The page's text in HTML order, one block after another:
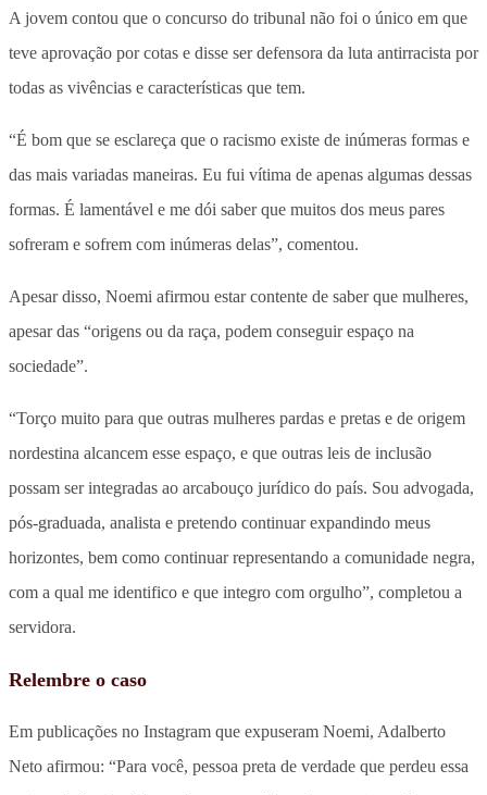
A jovem contou que o concurso do tribunal não foi o único em que
teve aprovação por cotas e disse ser defensora da luta antirracista por
todas as vivências e características que tem.
“É bom que se esclareça que o racismo existe de inúmeras formas e
das mais variadas maneiras. Eu fui vítima de apenas algumas dessas
formas. É lamentável e me dói saber que muitos dos meus pares
sofreram e sofrem com inúmeras delas”, comentou.
Apesar disso, Noemi afirmou estar contente de saber que mulheres,
apesar das “origens ou da raça, podem conseguir espaço na
sociedade”.
“Torço muito para que outras mulheres pardas e pretas e de origem
nordestina alcancem esse espaço, e que outras leis de inclusão
possam ser integradas ao arcabouço jurídico do país. Sou advogada,
pós-graduada, analista e pretendo continuar expandindo meus
horizontes, bem como continuar representando a comunidade negra,
com a qual me identifico e que integro com orgulho”, completou a
servidora.
Relembre o caso
Em publicações no Instagram que expuseram Noemi, Adalberto
Neto afirmou: “Para você, pessoa preta de verdade que perdeu essa